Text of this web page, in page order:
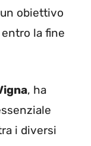
obiettivo
la fine
, ha
i diversi